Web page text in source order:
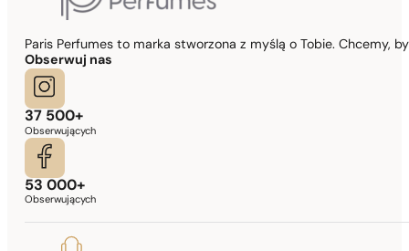
Paris Perfumes to marka stworzona z myślą o Tobie. Chcemy,
Obserwuj nas
37 500+
Obserwujących
53 000+
Obserwujących